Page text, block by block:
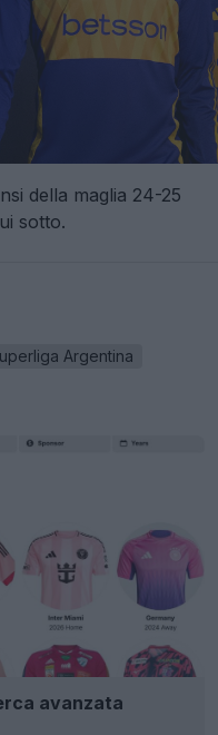
della maglia 24-25
sotto.
Argentina
avanzata